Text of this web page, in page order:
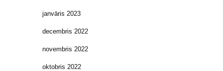
janvāris 2023
decembris 2022
novembris 2022
oktobris 2022